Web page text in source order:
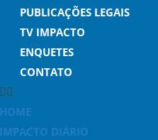
PUBLICAÇÕES LEGAIS
TV IMPACTO
ENQUETES
CONTATO
HOME
IMPACTO DIÁRIO